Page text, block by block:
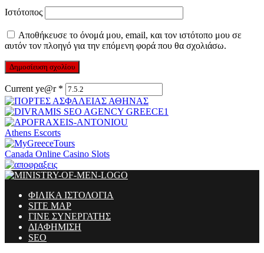
Ιστότοπος
Αποθήκευσε το όνομά μου, email, και τον ιστότοπο μου σε
αυτόν τον πλοηγό για την επόμενη φορά που θα σχολιάσω.
Current ye@r *
Athens Escorts
Canada Online Casino Slots
ΦΙΛΙΚΑ ΙΣΤΟΛΟΓΙΑ
SITE MAP
ΓΙΝΕ ΣΥΝΕΡΓΑΤΗΣ
ΔΙΑΦΗΜΙΣΗ
SEO